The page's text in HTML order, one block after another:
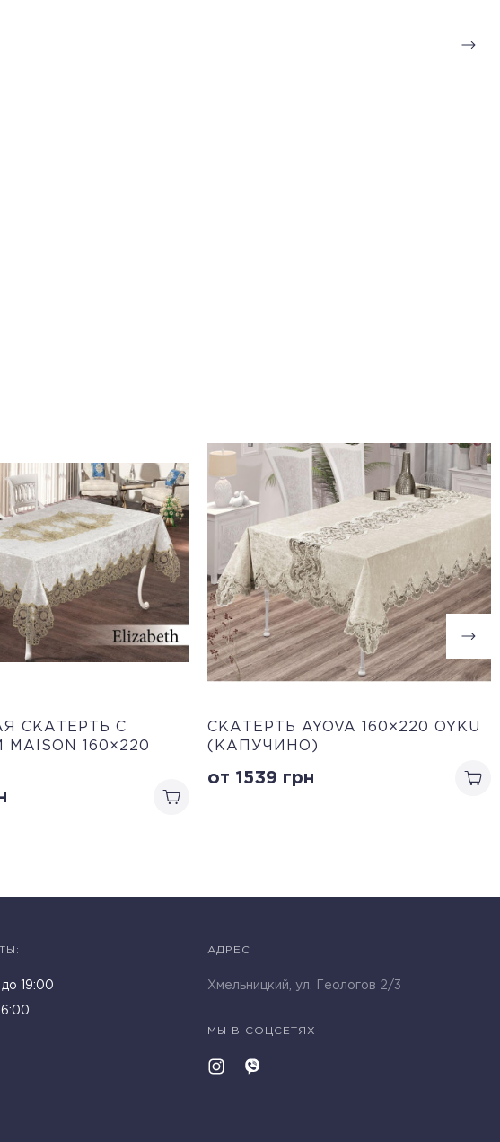
СКАТЕРТЬ С
160×220
СКАТЕРТЬ AYOVA 160×220 OYKU
(КАПУЧИНО)
от 1539 грн
19:00
АДРЕС
Хмельницкий, ул. Геологов 2/3
МЫ В СОЦСЕТЯХ